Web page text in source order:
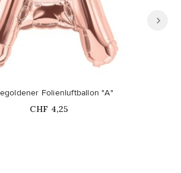
Folienluftballon "A"
Price
CHF 4,25